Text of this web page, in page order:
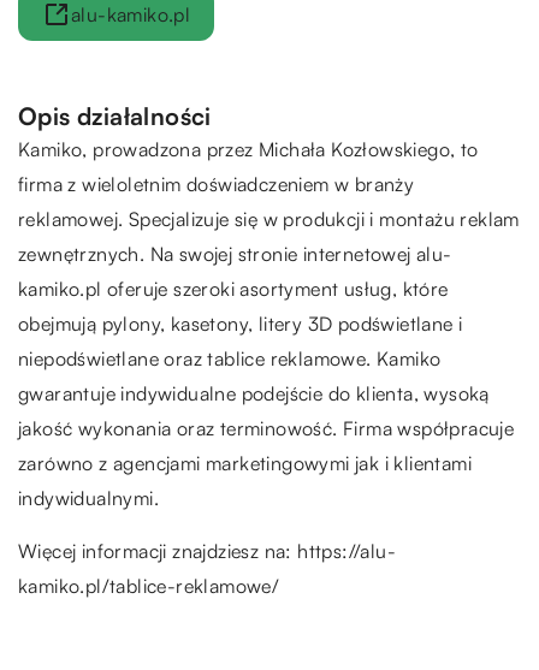
alu-kamiko.pl
Opis działalności
Kamiko, prowadzona przez Michała Kozłowskiego, to
firma z wieloletnim doświadczeniem w branży
reklamowej. Specjalizuje się w produkcji i montażu reklam
zewnętrznych. Na swojej stronie internetowej alu-
kamiko.pl oferuje szeroki asortyment usług, które
obejmują pylony, kasetony, litery 3D podświetlane i
niepodświetlane oraz tablice reklamowe. Kamiko
gwarantuje indywidualne podejście do klienta, wysoką
jakość wykonania oraz terminowość. Firma współpracuje
zarówno z agencjami marketingowymi jak i klientami
indywidualnymi.
Więcej informacji znajdziesz na: https://alu-
kamiko.pl/tablice-reklamowe/